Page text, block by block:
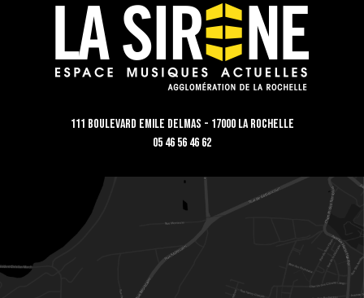
111 Boulevard Emile Delmas - 17000 La Rochelle
05 46 56 46 62